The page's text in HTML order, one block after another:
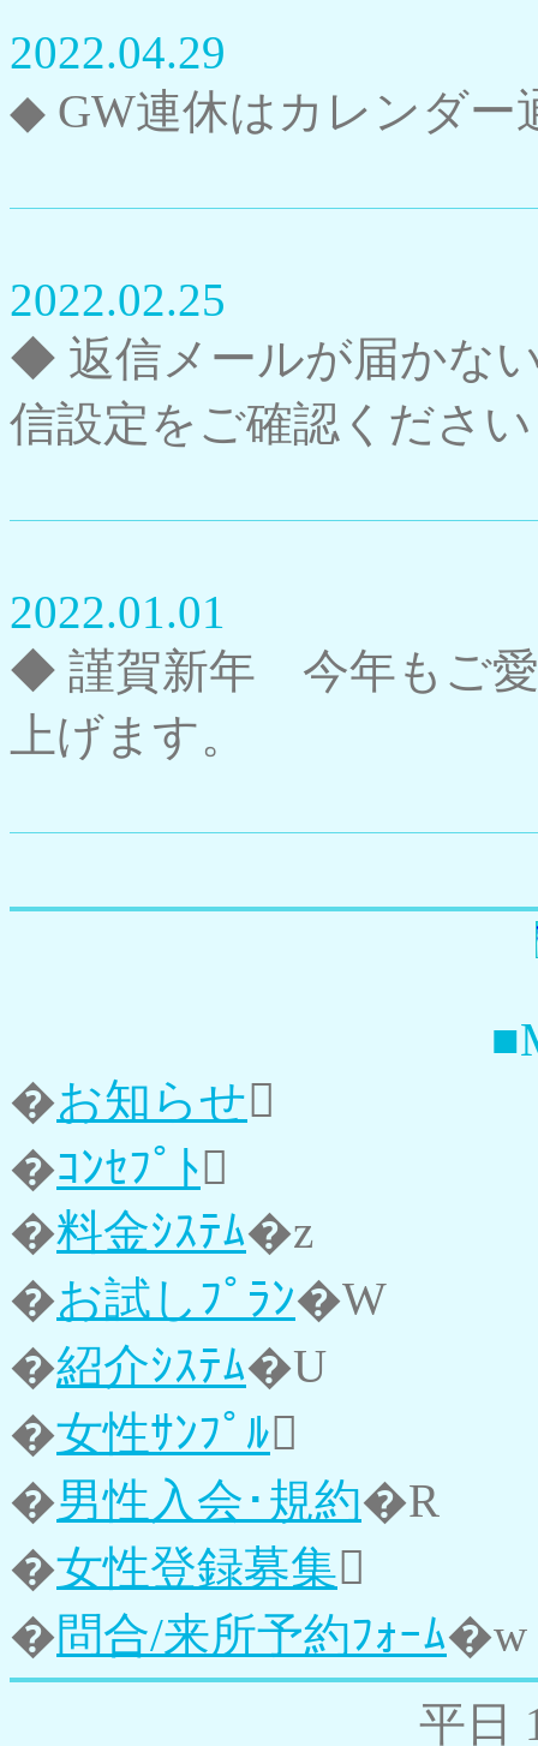
2022.04.29
◆ GW連休はカレンダー
2022.02.25
◆ 返信メールが届かな
信設定をご確認ください
2022.01.01
◆ 謹賀新年 今年もご愛
上げます。
�お知らせ
�ｺﾝｾﾌﾟﾄ
�料金ｼｽﾃﾑ�z
�お試しﾌﾟﾗﾝ�W
�紹介ｼｽﾃﾑ�U
�女性ｻﾝﾌﾟﾙ
�男性入会･規約�R
�女性登録募集
�問合/来所予約ﾌｫｰﾑ�w
平日